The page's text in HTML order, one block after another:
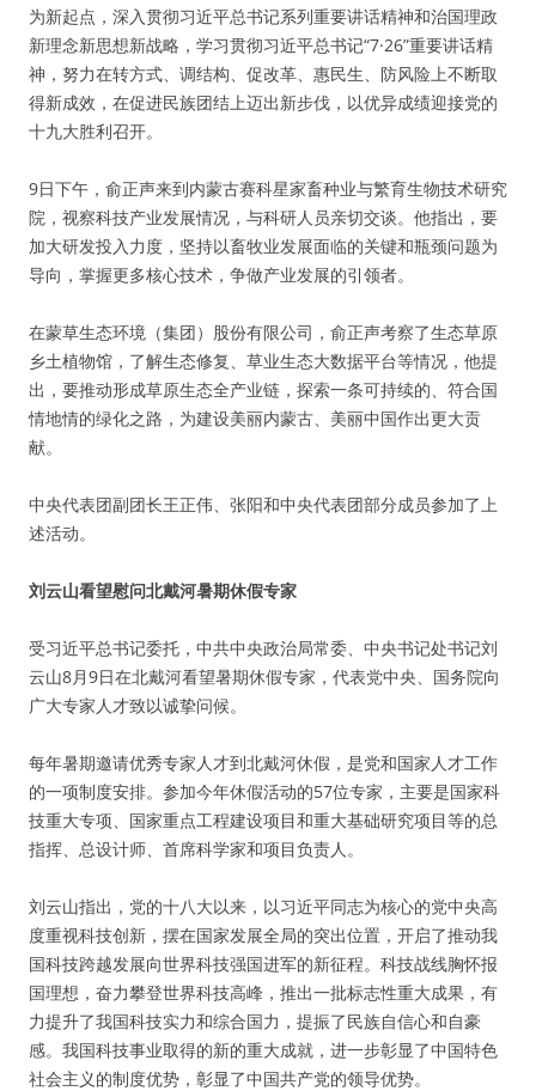
为新起点，深入贯彻习近平总书记系列重要讲话精神和治国理政
新理念新思想新战略，学习贯彻习近平总书记“7·26”重要讲话精
神，努力在转方式、调结构、促改革、惠民生、防风险上不断取
得新成效，在促进民族团结上迈出新步伐，以优异成绩迎接党的
十九大胜利召开。
9日下午，俞正声来到内蒙古赛科星家畜种业与繁育生物技术研究
院，视察科技产业发展情况，与科研人员亲切交谈。他指出，要
加大研发投入力度，坚持以畜牧业发展面临的关键和瓶颈问题为
导向，掌握更多核心技术，争做产业发展的引领者。
在蒙草生态环境（集团）股份有限公司，俞正声考察了生态草原
乡土植物馆，了解生态修复、草业生态大数据平台等情况，他提
出，要推动形成草原生态全产业链，探索一条可持续的、符合国
情地情的绿化之路，为建设美丽内蒙古、美丽中国作出更大贡
献。
中央代表团副团长王正伟、张阳和中央代表团部分成员参加了上
述活动。
刘云山看望慰问北戴河暑期休假专家
受习近平总书记委托，中共中央政治局常委、中央书记处书记刘
云山8月9日在北戴河看望暑期休假专家，代表党中央、国务院向
广大专家人才致以诚挚问候。
每年暑期邀请优秀专家人才到北戴河休假，是党和国家人才工作
的一项制度安排。参加今年休假活动的57位专家，主要是国家科
技重大专项、国家重点工程建设项目和重大基础研究项目等的总
指挥、总设计师、首席科学家和项目负责人。
刘云山指出，党的十八大以来，以习近平同志为核心的党中央高
度重视科技创新，摆在国家发展全局的突出位置，开启了推动我
国科技跨越发展向世界科技强国进军的新征程。科技战线胸怀报
国理想，奋力攀登世界科技高峰，推出一批标志性重大成果，有
力提升了我国科技实力和综合国力，提振了民族自信心和自豪
感。我国科技事业取得的新的重大成就，进一步彰显了中国特色
社会主义的制度优势，彰显了中国共产党的领导优势。